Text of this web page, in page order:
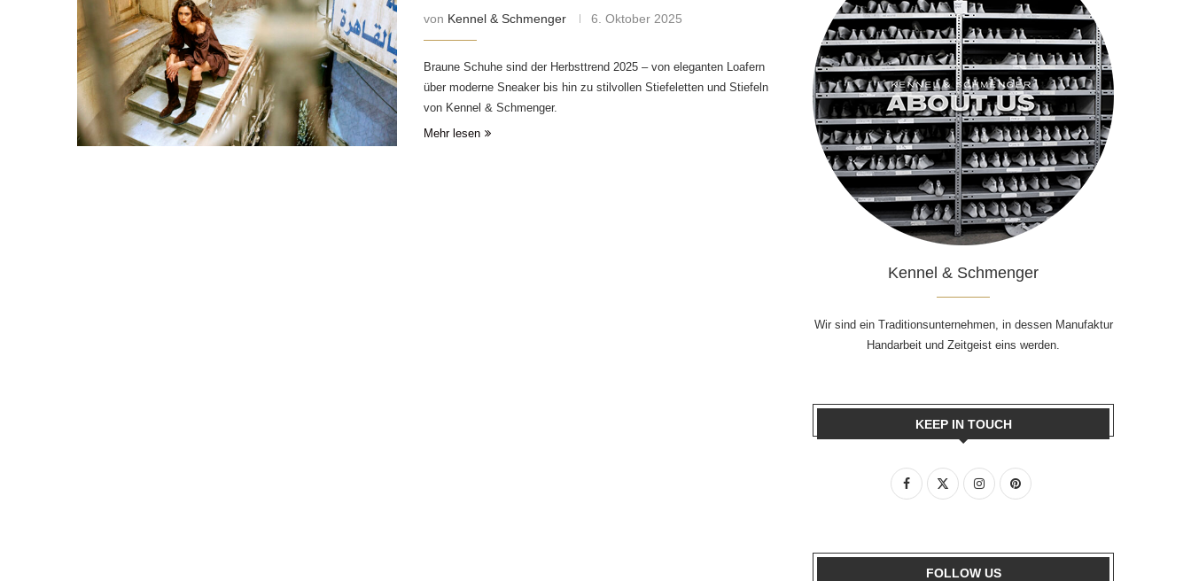
von Kennel & Schmenger 6. Oktober 2025
Braune Schuhe sind der Herbsttrend 2025 – von eleganten Loafern
über moderne Sneaker bis hin zu stilvollen Stiefeletten und Stiefeln
von Kennel & Schmenger.
Mehr lesen
Kennel & Schmenger
Wir sind ein Traditionsunternehmen, in dessen Manufaktur
Handarbeit und Zeitgeist eins werden.
KEEP IN TOUCH
FOLLOW US